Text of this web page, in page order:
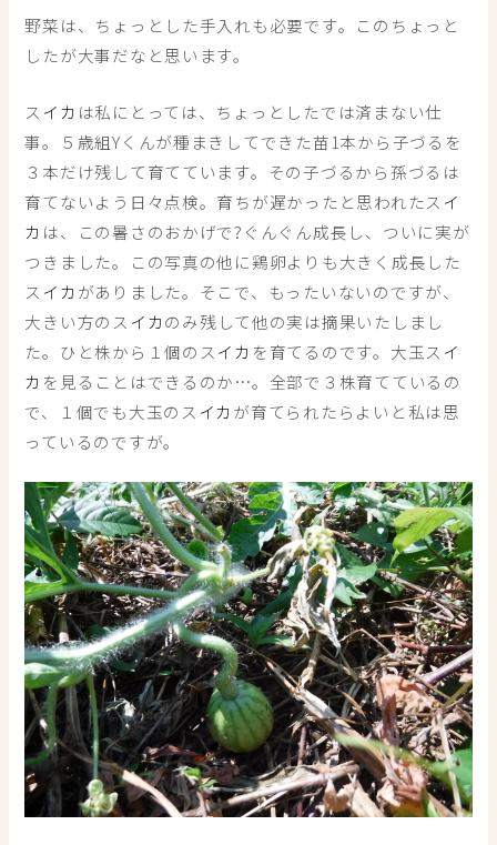
野菜は、ちょっとした手入れも必要です。このちょっと
したが大事だなと思います。
ス イカ は私にとっては、ちょっとしたでは済まない仕
事。５歳組Yくんが種まきしてできた苗1本から子づるを
３本だけ残して育てています。その子づるから孫づるは
育てないよう日々点検。育ちが遅かったと思われたス イ
カ は、この暑さのおかげで?ぐんぐん成長し、ついに実が
つきました。この写真の他に鶏卵よりも大きく成長した
ス イカ がありました。そこで、もったいないのですが、
大きい方のス イカのみ残して他の実は摘果いたしまし
た。ひと株から１個のス イカ を育てるのです。大玉ス イ
カ を見ることはできるのか…。全部で３株育てているの
で、１個でも大玉のス イカ が育てられたらよいと私は思
っているのですが。